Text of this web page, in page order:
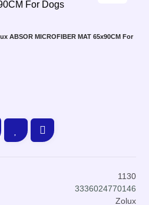
1130
3336024770146
Zolux